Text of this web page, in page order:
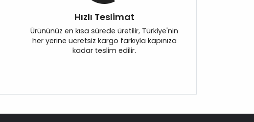
Hızlı Teslimat
Ürününüz en kısa sürede üretilir, Türkiye'nin
her yerine ücretsiz kargo farkıyla kapınıza
kadar teslim edilir.